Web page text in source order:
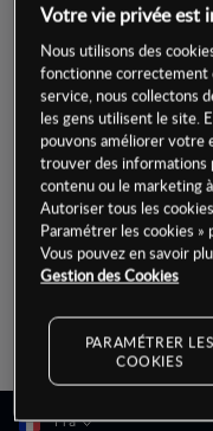
pouvez vous
CFD sur une
spécifique, ou
en faisant du
classes
actions.
Fra
Votre vie privée est
Nous utilisons des
fonctionne correctement
service, nous collectons
les gens utilisent le site.
pouvons améliorer votre
trouver des informations
contenu ou le marketing
Autoriser tous les
Paramétrer les cookies »
Vous pouvez en savoir
Gestion des Cookies
PARAMÉTRER LES
COOKIES